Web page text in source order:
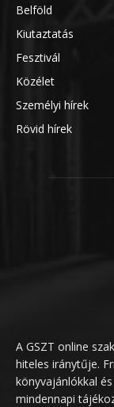
Belföld
Kiutaztatás
Fesztivál
Közélet
Személyi hírek
Rövid hírek
A GSZT online
hiteles iránytűje.
könyvajánlókkal
mindennapi